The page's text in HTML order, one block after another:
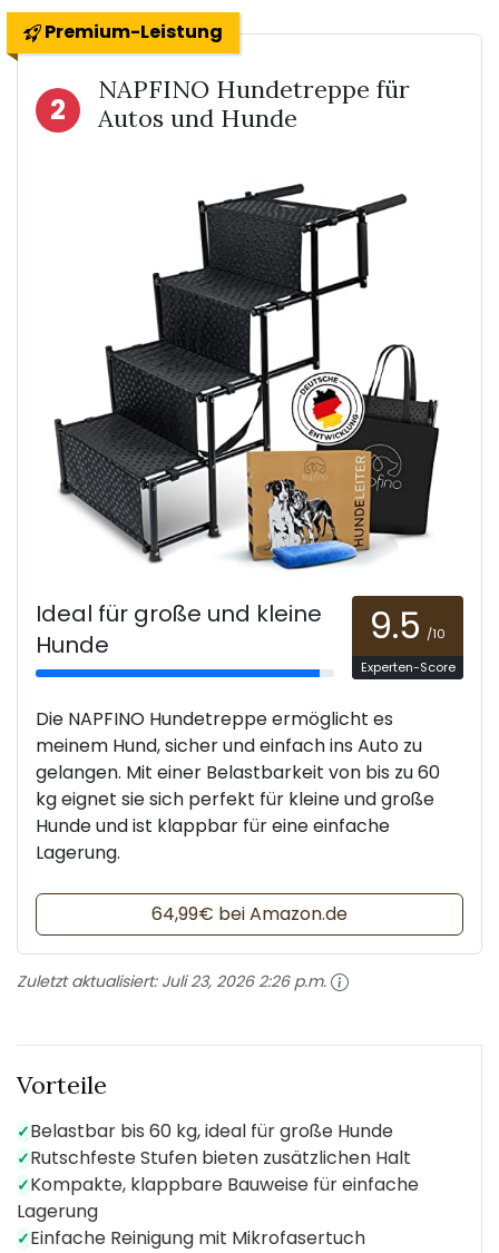
Premium-Leistung
2
NAPFINO Hundetreppe für
Autos und Hunde
Ideal für große und kleine
Hunde
9.5 /10
Experten-Score
Die NAPFINO Hundetreppe ermöglicht es
meinem Hund, sicher und einfach ins Auto zu
gelangen. Mit einer Belastbarkeit von bis zu 60
kg eignet sie sich perfekt für kleine und große
Hunde und ist klappbar für eine einfache
Lagerung.
64,99€ bei Amazon.de
Zuletzt aktualisiert: Juli 23, 2026 2:26 p.m.
Vorteile
✓Belastbar bis 60 kg, ideal für große Hunde
✓Rutschfeste Stufen bieten zusätzlichen Halt
✓Kompakte, klappbare Bauweise für einfache
Lagerung
✓Einfache Reinigung mit Mikrofasertuch